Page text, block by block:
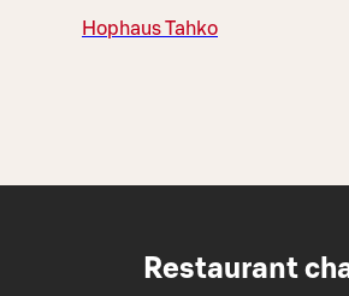
Hophaus Tahko
Restaurant